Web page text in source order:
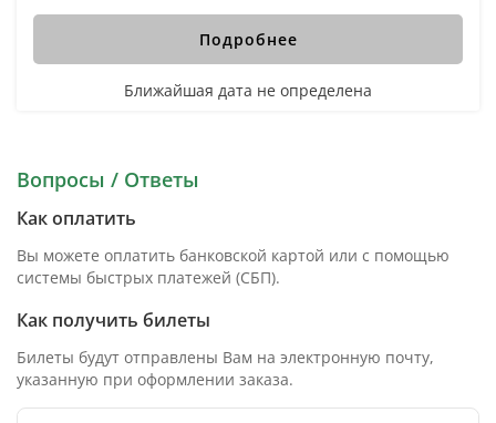
Подробнее
Ближайшая дата не определена
Вопросы / Ответы
Как оплатить
Вы можете оплатить банковской картой или с помощью
системы быстрых платежей (СБП).
Как получить билеты
Билеты будут отправлены Вам на электронную почту,
указанную при оформлении заказа.